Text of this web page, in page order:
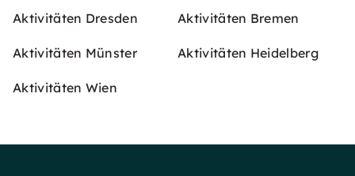
Aktivitäten Dresden Aktivitäten Bremen
Aktivitäten Münster Aktivitäten Heidelberg
Aktivitäten Wien